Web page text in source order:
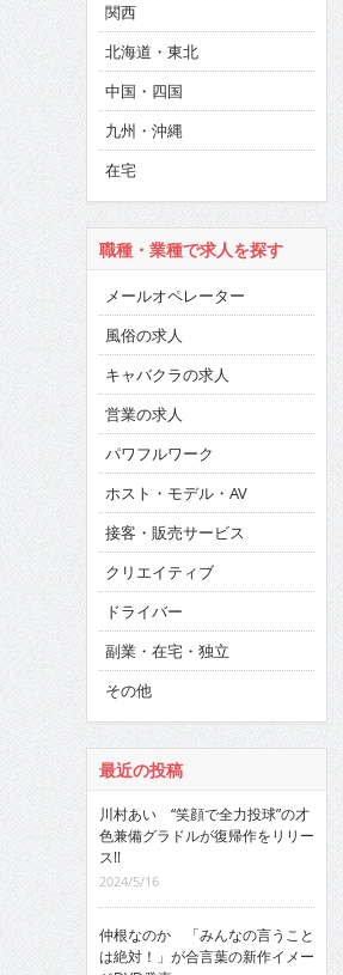
関西
北海道・東北
中国・四国
九州・沖縄
在宅
職種・業種で求人を探す
メールオペレーター
風俗の求人
キャバクラの求人
営業の求人
パワフルワーク
ホスト・モデル・AV
接客・販売サービス
クリエイティブ
ドライバー
副業・在宅・独立
その他
最近の投稿
川村あい “笑顔で全力投球”の才
色兼備グラドルが復帰作をリリー
ス!!
2024/5/16
仲根なのか 「みんなの言うこと
は絶対！」が合言葉の新作イメー